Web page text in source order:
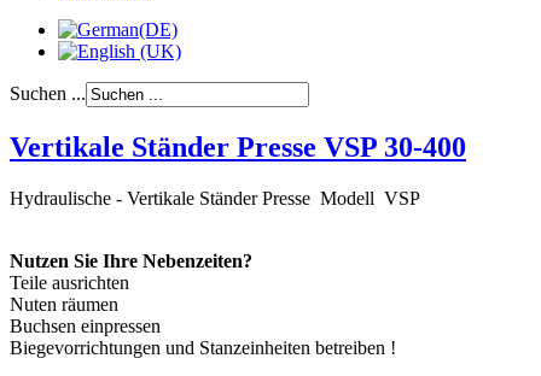
Suchen ...
Vertikale Ständer Presse VSP 30-400
Hydraulische - Vertikale Ständer Presse Modell VSP
Nutzen Sie Ihre Nebenzeiten?
Teile ausrichten
Nuten räumen
Buchsen einpressen
Biegevorrichtungen und Stanzeinheiten betreiben !